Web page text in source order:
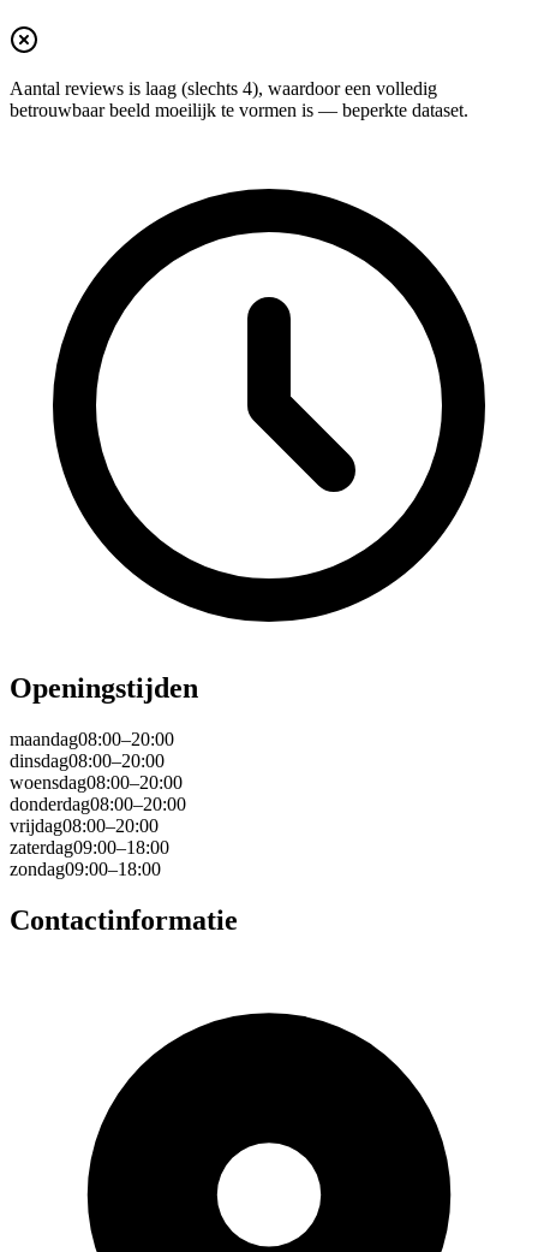
Aantal reviews is laag (slechts 4), waardoor een volledig
betrouwbaar beeld moeilijk te vormen is — beperkte dataset.
Openingstijden
maandag08:00–20:00
dinsdag08:00–20:00
woensdag08:00–20:00
donderdag08:00–20:00
vrijdag08:00–20:00
zaterdag09:00–18:00
zondag09:00–18:00
Contactinformatie